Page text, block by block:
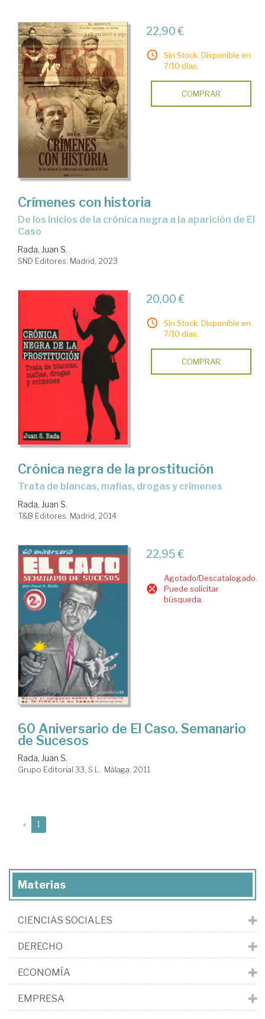
22,90 €
Sin Stock. Disponible en
7/10 días.
COMPRAR
Crímenes con historia
de los inicios de la crónica negra a la aparición de El
Caso
Rada, Juan S.
SND Editores. Madrid, 2023
20,00 €
Sin Stock. Disponible en
7/10 días.
COMPRAR
Crónica negra de la prostitución
trata de blancas, mafias, drogas y crímenes
Rada, Juan S.
T&B Editores. Madrid, 2014
22,95 €
Agotado/Descatalogado.
Puede solicitar
búsqueda.
60 Aniversario de El Caso. Semanario
de Sucesos
Rada, Juan S.
Grupo Editorial 33, S.L.. Málaga, 2011
« 1
Materias
CIENCIAS SOCIALES
DERECHO
ECONOMÍA
EMPRESA